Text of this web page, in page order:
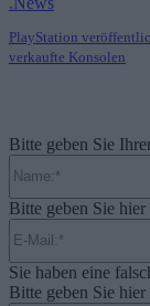
PlayStation
verkaufte Konsolen
Bitte geben Sie
Bitte geben Sie
Sie haben eine
Bitte geben Sie